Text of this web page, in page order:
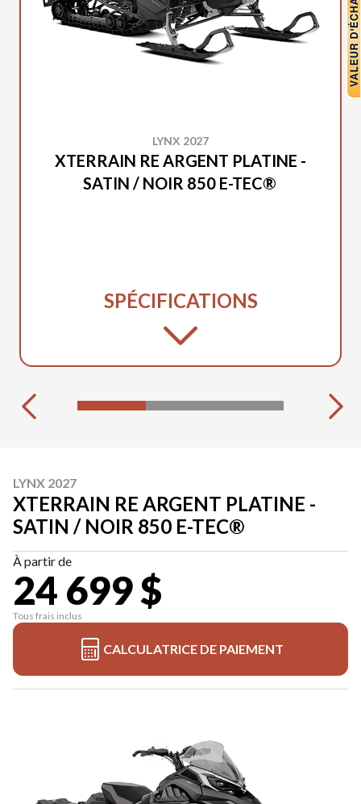
LYNX 2027
XTERRAIN RE ARGENT PLATINE -
SATIN / NOIR 850 E-TEC®
SPÉCIFICATIONS
LYNX 2027
XTERRAIN RE ARGENT PLATINE -
SATIN / NOIR 850 E-TEC®
À partir de
24 699 $
Tous frais inclus
CALCULATRICE DE PAIEMENT